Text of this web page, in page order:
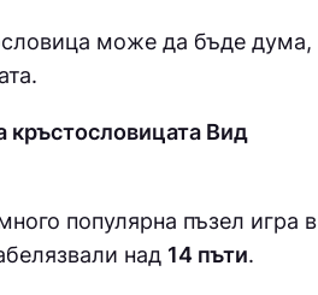
може да бъде дума,
кръстословицата Вид
популярна пъзел игра в
над 14 пъти.